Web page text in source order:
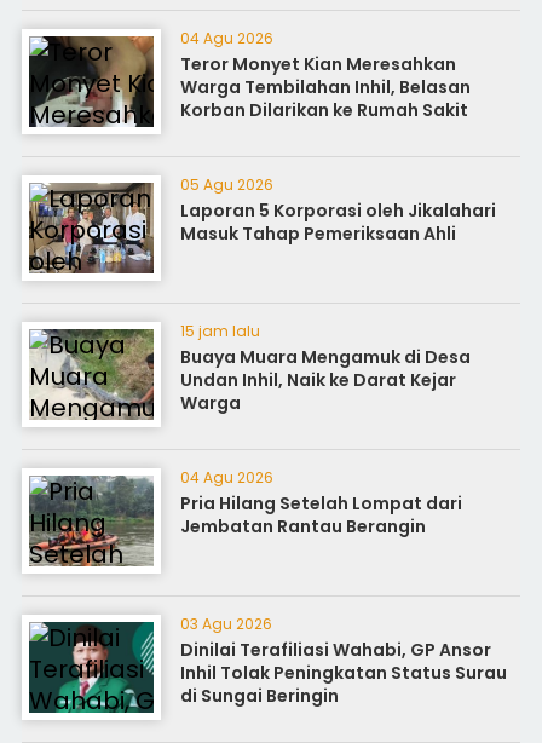
04 Agu 2026
Teror Monyet Kian Meresahkan
Warga Tembilahan Inhil, Belasan
Korban Dilarikan ke Rumah Sakit
05 Agu 2026
Laporan 5 Korporasi oleh Jikalahari
Masuk Tahap Pemeriksaan Ahli
15 jam lalu
Buaya Muara Mengamuk di Desa
Undan Inhil, Naik ke Darat Kejar
Warga
04 Agu 2026
Pria Hilang Setelah Lompat dari
Jembatan Rantau Berangin
03 Agu 2026
Dinilai Terafiliasi Wahabi, GP Ansor
Inhil Tolak Peningkatan Status Surau
di Sungai Beringin